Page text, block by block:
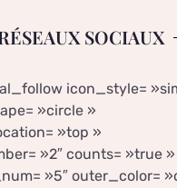
SOCIAUX
icon_style=
»circle »
»top »
»2″ counts= »true »
»5″ outer_color=